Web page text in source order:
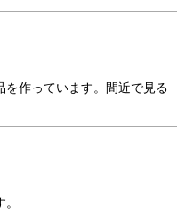
作っています。間近で見る